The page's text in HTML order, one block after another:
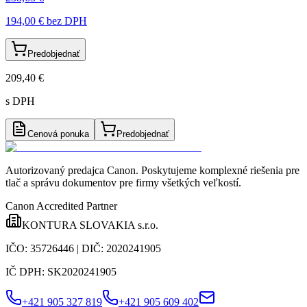
194,00 € bez DPH
Predobjednať
209,40 €
s DPH
Cenová ponuka Predobjednať
Autorizovaný predajca Canon. Poskytujeme komplexné riešenia pre
tlač a správu dokumentov pre firmy všetkých veľkostí.
Canon Accredited Partner
KONTURA SLOVAKIA s.r.o.
IČO: 35726446 | DIČ: 2020241905
IČ DPH: SK2020241905
+421 905 327 819 +421 905 609 402